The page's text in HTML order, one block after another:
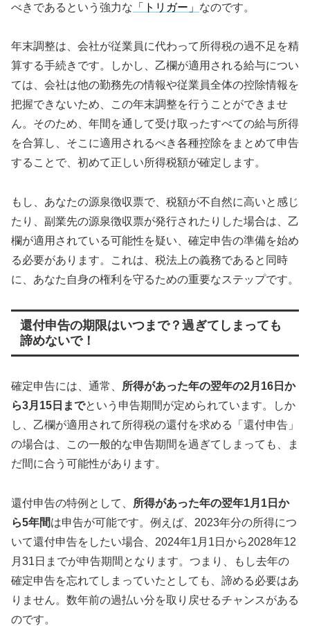
べきであるという強力な 「トリガー」 なのです。
年末調整は、会社が従業員に代わって所得税の過不足を精
算する手続きです。しかし、乙欄が適用される給与につい
ては、会社は他の勤務先の情報や従業員全体の控除情報を
把握できないため、この年末調整を行うことができませ
ん。そのため、年間を通して受け取ったすべての給与所得
を合算し、そこに適用されるべき各種控除をまとめて申告
することで、初めて正しい所得税額が確定します。
もし、あなたの源泉徴収票で、税額が不自然に高いと感じ
たり、副業先の源泉徴収票が発行されたりした場合は、乙
欄が適用されている可能性を疑い、確定申告の準備を始め
る必要があります。これは、税法上の義務であると同時
に、あなた自身の権利を守るための重要なステップです。
還付申告の期限はいつまで？過ぎてしまっても
諦めないで！
確定申告には、通常、
所得があった年の翌年の2月16日か
ら3月15日までという申告期間が定められています。しか
し、乙欄が適用されて所得税の還付を求める「還付申告」
の場合は、この一般的な申告期間を過ぎてしまっても、ま
だ間に合う可能性があります。
還付申告の特例として、
所得があった年の翌年1月1日か
ら5年間は申告が可能です。例えば、2023年分の所得につ
いて還付申告をしたい場合、2024年1月1日から2028年12
月31日までが申告期間となります。つまり、もし去年の
確定申告を忘れてしまっていたとしても、諦める必要はあ
りません。数年前の過払い分を取り戻せるチャンスがある
のです。